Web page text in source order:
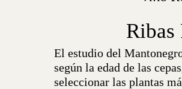
Ribas
El estudio del
según la edad de las
seleccionar las plantas